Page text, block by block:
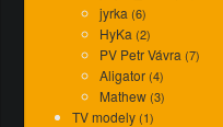
jyrka (6)
HyKa (2)
PV Petr Vávra (7)
Aligator (4)
Mathew (3)
TV modely (1)